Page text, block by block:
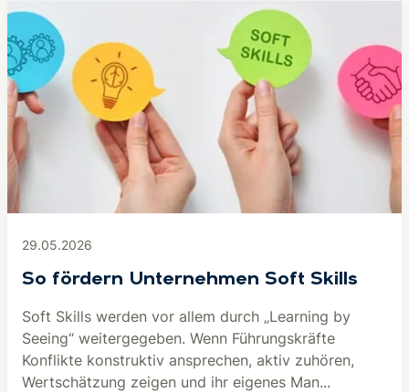
29.05.2026
So fördern Unternehmen Soft Skills
Soft Skills werden vor allem durch „Learning by
Seeing“ weitergegeben. Wenn Führungskräfte
Konflikte konstruktiv ansprechen, aktiv zuhören,
Wertschätzung zeigen und ihr eigenes Man...